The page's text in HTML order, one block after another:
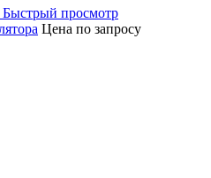
Быстрый просмотр
Цена по запросу